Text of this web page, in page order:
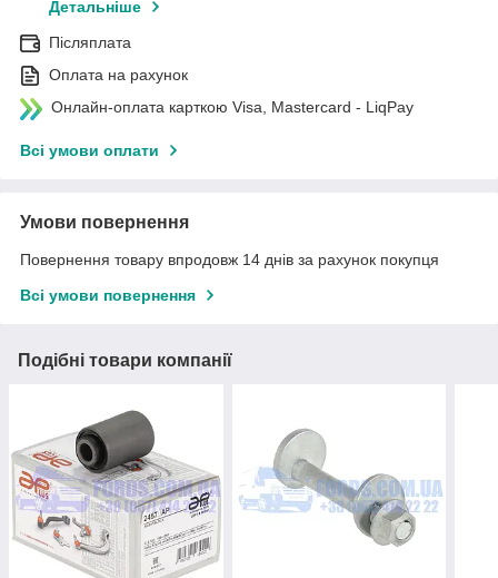
Детальніше
Післяплата
Оплата на рахунок
Онлайн-оплата карткою Visa, Mastercard - LiqPay
Всі умови оплати
Умови повернення
Повернення товару впродовж 14 днів за рахунок покупця
Всі умови повернення
Подібні товари компанії